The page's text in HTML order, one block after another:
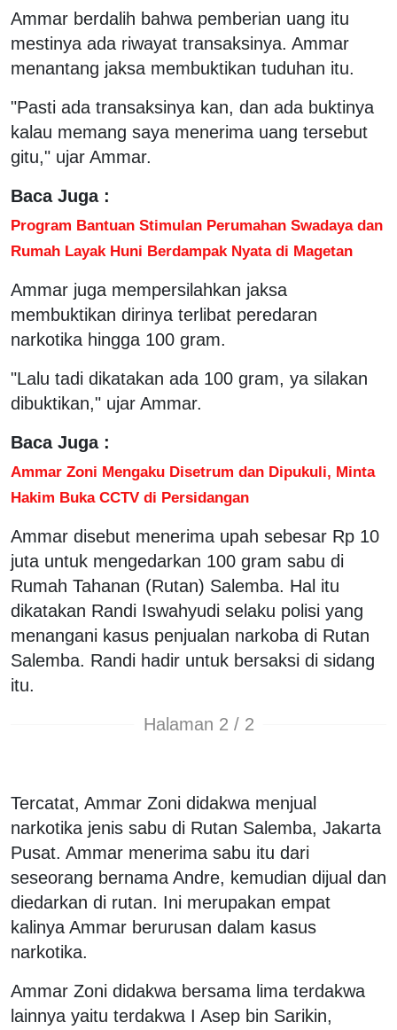
Ammar berdalih bahwa pemberian uang itu
mestinya ada riwayat transaksinya. Ammar
menantang jaksa membuktikan tuduhan itu.
"Pasti ada transaksinya kan, dan ada buktinya
kalau memang saya menerima uang tersebut
gitu," ujar Ammar.
Baca Juga :
Program Bantuan Stimulan Perumahan Swadaya dan
Rumah Layak Huni Berdampak Nyata di Magetan
Ammar juga mempersilahkan jaksa
membuktikan dirinya terlibat peredaran
narkotika hingga 100 gram.
"Lalu tadi dikatakan ada 100 gram, ya silakan
dibuktikan," ujar Ammar.
Baca Juga :
Ammar Zoni Mengaku Disetrum dan Dipukuli, Minta
Hakim Buka CCTV di Persidangan
Ammar disebut menerima upah sebesar Rp 10
juta untuk mengedarkan 100 gram sabu di
Rumah Tahanan (Rutan) Salemba. Hal itu
dikatakan Randi Iswahyudi selaku polisi yang
menangani kasus penjualan narkoba di Rutan
Salemba. Randi hadir untuk bersaksi di sidang
itu.
Halaman 2 / 2
Tercatat, Ammar Zoni didakwa menjual
narkotika jenis sabu di Rutan Salemba, Jakarta
Pusat. Ammar menerima sabu itu dari
seseorang bernama Andre, kemudian dijual dan
diedarkan di rutan. Ini merupakan empat
kalinya Ammar berurusan dalam kasus
narkotika.
Ammar Zoni didakwa bersama lima terdakwa
lainnya yaitu terdakwa I Asep bin Sarikin,